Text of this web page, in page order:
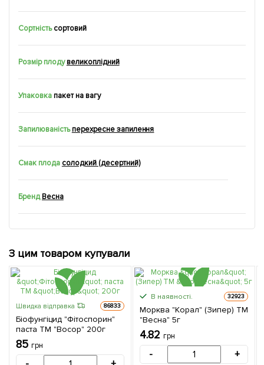
Сортність сортовий
Розмір плодувеликоплідний
Упаковкапакет на вагу
Запилюваність перехресне запилення
Смак плода солодкий (десертний)
Бренд Весна
З цим товаром купували
Швидка відправка 86833
Біофунгіцид "Фітоспорин"
паста ТМ "Восор" 200г
85 грн
В наявності. 32923
Морква "Корал" (Зипер) ТМ
"Весна" 5г
4.82 грн
- +